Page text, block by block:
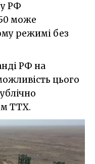
РФ
може
режимі без
РФ на
цього
ТТХ.